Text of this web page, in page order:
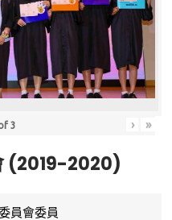
3 › »
(2019-2020)
員會委員